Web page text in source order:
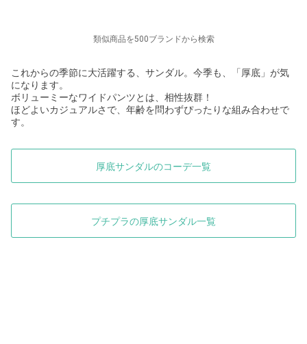
類似商品を500ブランドから検索
これからの季節に大活躍する、サンダル。今季も、「厚底」が気
になります。
ボリューミーなワイドパンツとは、相性抜群！
ほどよいカジュアルさで、年齢を問わずぴったりな組み合わせで
す。
厚底サンダルのコーデ一覧
プチプラの厚底サンダル一覧